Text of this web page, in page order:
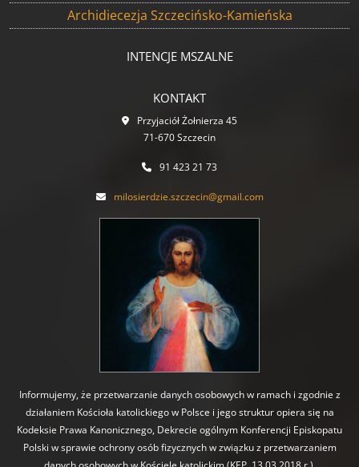
Archidiecezja Szczecińsko-Kamieńska
INTENCJE MSZALNE
KONTAKT
Przyjaciół Żołnierza 45
71-670 Szczecin
91 423 21 73
milosierdzie.szczecin@gmail.com
Informujemy, że przetwarzanie danych osobowych w ramach i zgodnie z
działaniem Kościoła katolickiego w Polsce i jego struktur opiera się na
Kodeksie Prawa Kanonicznego, Dekrecie ogólnym Konferencji Episkopatu
Polski w sprawie ochrony osób fizycznych w związku z przetwarzaniem